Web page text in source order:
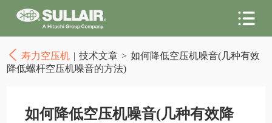
寿力空压机 | 技术文章 > 如何降低空压机噪音(几种有效
降低螺杆空压机噪音的方法)
如何降低空压机噪音(几种有效降